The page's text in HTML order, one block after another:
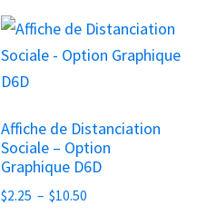
Affiche de Distanciation
Sociale – Option
Graphique D6D
$2.25 – $10.50
Ce
produit
a
variations.
Les
options